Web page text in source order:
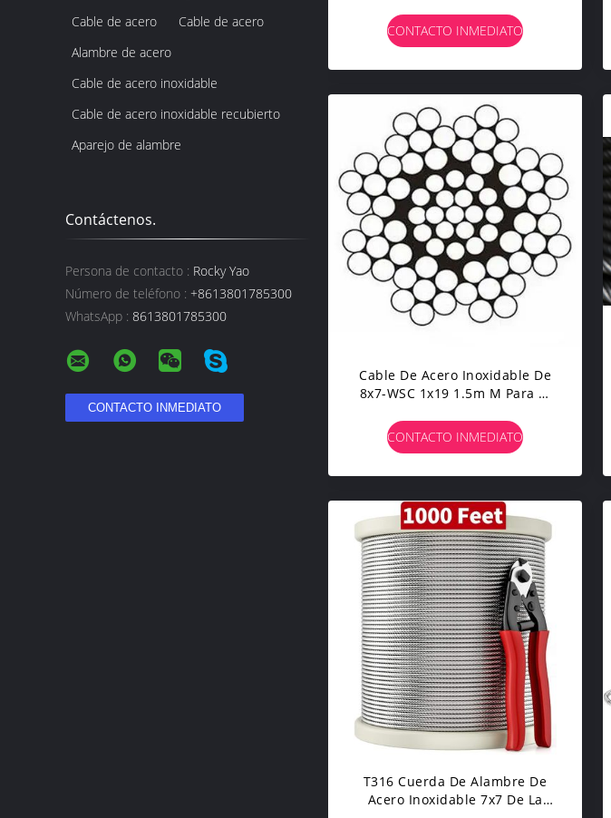
Cable de acero
Cable de acero
Alambre de acero
Cable de acero inoxidable
Cable de acero inoxidable recubierto
Aparejo de alambre
Contáctenos.
Persona de contacto : Rocky Yao
Número de teléfono : +8613801785300
WhatsApp : 8613801785300
Lubricación, Tracción De
Automóviles, Cuerda De
CONTACTO INMEDIATO
Cable De Acero Inoxidable De
8x7-WSC 1x19 1.5m M Para El
Camión
CONTACTO INMEDIATO
T316 Cuerda De Alambre De
Acero Inoxidable 7x7 De La